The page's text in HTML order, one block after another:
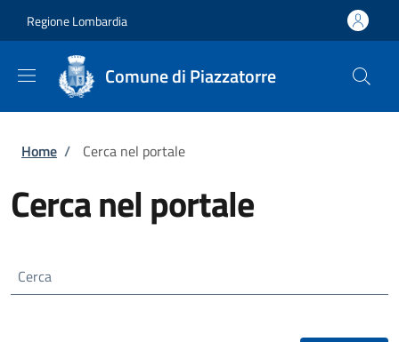
Regione Lombardia
Comune di Piazzatorre
Briciole di pane
Home / Cerca nel portale
Cerca nel portale
Cerca